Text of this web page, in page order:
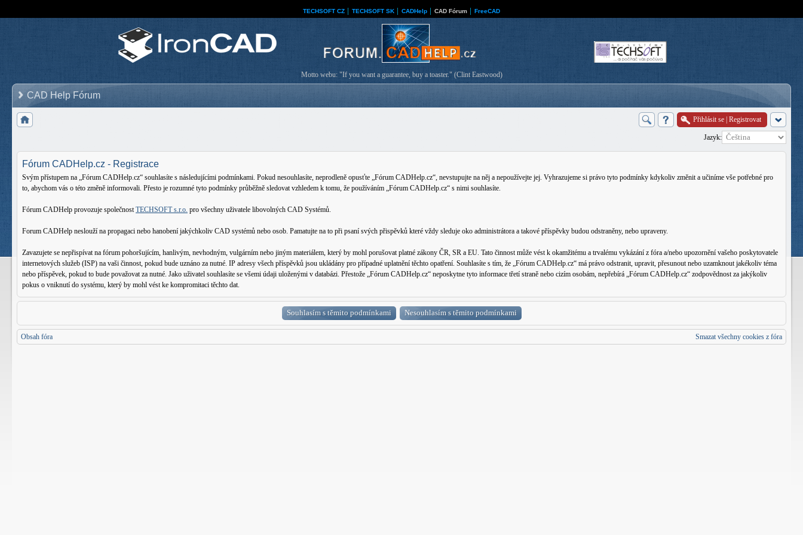
TECHSOFT CZ TECHSOFT SK CADHelp CAD Fórum FreeCAD
Motto webu: "If you want a guarantee, buy a toaster." (Clint Eastwood)
CAD Help Fórum
Přihlásit se Registrovat
Jazyk:
Fórum CADHelp.cz - Registrace
Svým přístupem na „Fórum CADHelp.cz“ souhlasíte s následujícími podmínkami. Pokud nesouhlasíte, neprodleně opusťte „Fórum CADHelp.cz“, nevstupujte na něj a nepoužívejte jej. Vyhrazujeme si právo tyto podmínky kdykoliv změnit a učiníme vše potřebné pro
to, abychom vás o této změně informovali. Přesto je rozumné tyto podmínky průběžně sledovat vzhledem k tomu, že používáním „Fórum CADHelp.cz“ s nimi souhlasíte.
Fórum CADHelp provozuje společnostTECHSOFT s.r.o. pro všechny uživatele libovolných CAD Systémů.
Forum CADHelp neslouží na propagaci nebo hanobení jakýchkoliv CAD systémů nebo osob. Pamatujte na to při psaní svých přispěvků které vždy sleduje oko administrátora a takové příspěvky budou odstraněny, nebo upraveny.
Zavazujete se nepřispívat na fórum pohoršujícím, hanlivým, nevhodným, vulgárním nebo jiným materiálem, který by mohl porušovat platné zákony ČR, SR a EU. Tato činnost může vést k okamžitému a trvalému vykázání z fóra a/nebo upozornění vašeho poskytovatele
internetových služeb (ISP) na vaši činnost, pokud bude uznáno za nutné. IP adresy všech příspěvků jsou ukládány pro případné uplatnění těchto opatření. Souhlasíte s tím, že „Fórum CADHelp.cz“ má právo odstranit, upravit, přesunout nebo uzamknout jakékoliv téma
nebo příspěvek, pokud to bude považovat za nutné. Jako uživatel souhlasíte se všemi údaji uloženými v databázi. Přestože „Fórum CADHelp.cz“ neposkytne tyto informace třetí straně nebo cizím osobám, nepřebírá „Fórum CADHelp.cz“ zodpovědnost za jakýkoliv
pokus o vniknutí do systému, který by mohl vést ke kompromitaci těchto dat.
Obsah fóra Smazat všechny cookies z fóra